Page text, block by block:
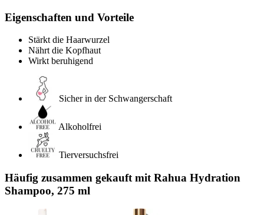
Eigenschaften und Vorteile
Stärkt die Haarwurzel
Nährt die Kopfhaut
Wirkt beruhigend
Sicher in der Schwangerschaft
Alkoholfrei
Tierversuchsfrei
Häufig zusammen gekauft mit Rahua Hydration
Shampoo, 275 ml